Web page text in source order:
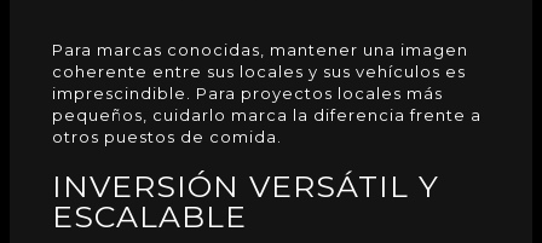
Para marcas conocidas, mantener una imagen
coherente entre sus locales y sus vehículos es
imprescindible. Para proyectos locales más
pequeños, cuidarlo marca la diferencia frente a
otros puestos de comida.
INVERSIÓN VERSÁTIL Y
ESCALABLE